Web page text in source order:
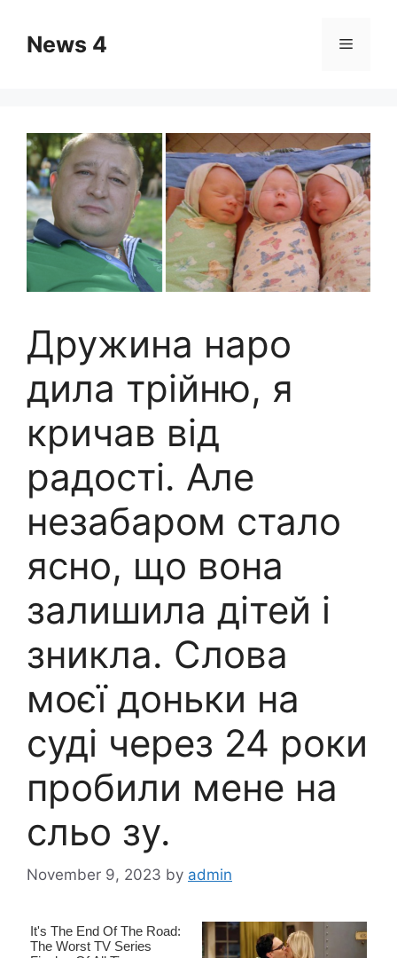
contentNews 4 Menu
Дружина наро
дила трійню, я
кричав від
радості. Але
незабаром стало
ясно, що вона
залишила дітей і
зникла. Слова
моєї доньки на
суді через 24 роки
пробили мене на
сльо зу.
November 9, 2023 by admin